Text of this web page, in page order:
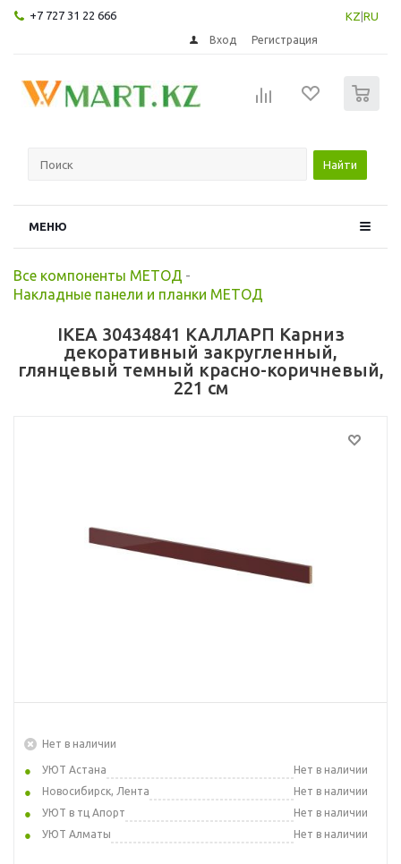
+7 727 31 22 666 KZ RU
Вход Регистрация
Найти
МЕНЮ
Все компоненты МЕТОД -
Накладные панели и планки МЕТОД
IKEA 30434841 КАЛЛАРП Карниз
декоративный закругленный,
глянцевый темный красно-коричневый,
221 см
Нет в наличии
УЮТ Астана
Нет в наличии
Новосибирск, Лента
Нет в наличии
УЮТ в тц Апорт
Нет в наличии
УЮТ Алматы
Нет в наличии